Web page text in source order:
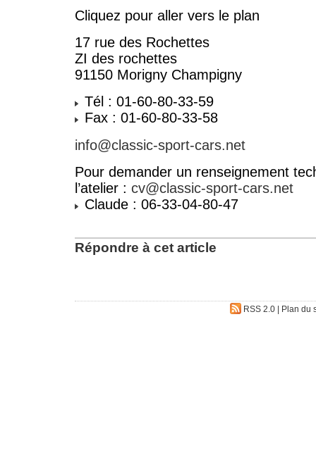
Cliquez pour aller vers le plan
17 rue des Rochettes
ZI des rochettes
91150 Morigny Champigny
Tél : 01-60-80-33-59
Fax : 01-60-80-33-58
info@classic-sport-cars.net
Pour demander un renseignement
l’atelier : cv@classic-sport-cars.net
Claude : 06-33-04-80-47
Répondre à cet article
RSS 2.0| Plan du